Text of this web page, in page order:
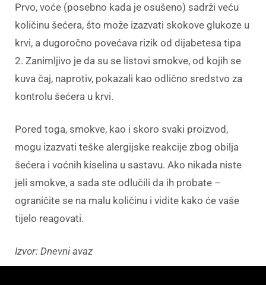
Prvo, voće (posebno kada je osušeno) sadrži veću
količinu šećera, što može izazvati skokove glukoze u
krvi, a dugoročno povećava rizik od dijabetesa tipa
2. Zanimljivo je da su se listovi smokve, od kojih se
kuva čaj, naprotiv, pokazali kao odlično sredstvo za
kontrolu šećera u krvi.
Pored toga, smokve, kao i skoro svaki proizvod,
mogu izazvati teške alergijske reakcije zbog obilja
šećera i voćnih kiselina u sastavu. Ako nikada niste
jeli smokve, a sada ste odlučili da ih probate –
ograničite se na malu količinu i vidite kako će vaše
tijelo reagovati.
Izvor: Dnevni avaz